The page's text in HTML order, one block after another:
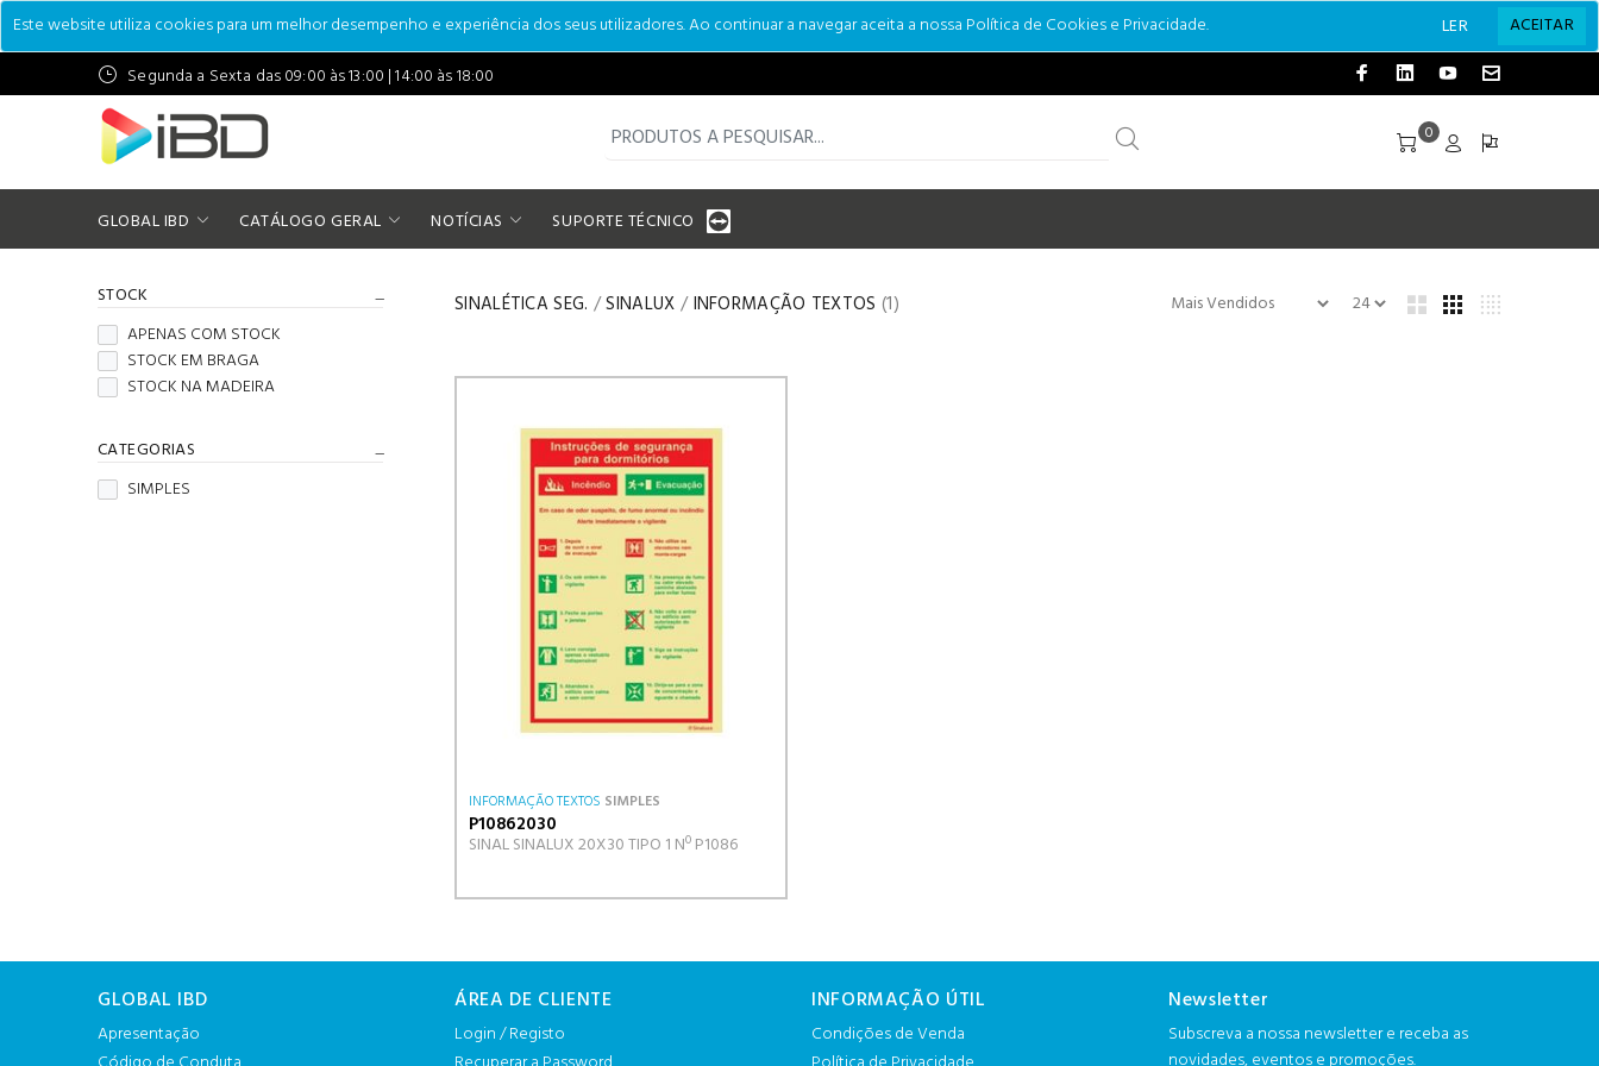
Este website utiliza cookies para um melhor desempenho e experiência dos seus utilizadores. Ao continuar a navegar aceita a nossa Política de Cookies e Privacidade. LER
ACEITAR
Segunda a Sexta das 09:00 às 13:00 | 14:00 às 18:00
0
GLOBAL IBD CATÁLOGO GERAL NOTÍCIAS SUPORTE TÉCNICO
STOCK
APENAS COM STOCK
STOCK EM BRAGA
STOCK NA MADEIRA
CATEGORIAS
SIMPLES
SINALÉTICA SEG. /SINALUX / INFORMAÇÃO TEXTOS (1)
INFORMAÇÃO TEXTOS SIMPLES
P10862030
SINAL SINALUX 20X30 TIPO 1 Nº P1086
GLOBAL IBD
Apresentação
ÁREA DE CLIENTE
Login / Registo
INFORMAÇÃO ÚTIL
Condições de Venda
Newsletter
Subscreva a nossa newsletter e receba as